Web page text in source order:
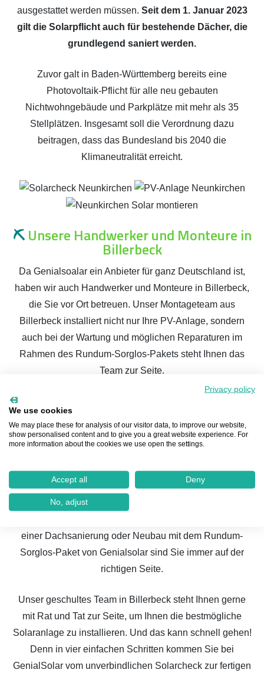
ausgestattet werden müssen. Seit dem 1. Januar 2023
gilt die Solarpflicht auch für bestehende Dächer, die
grundlegend saniert werden.
Zuvor galt in Baden-Württemberg bereits eine
Photovoltaik-Pflicht für alle neu gebauten
Nichtwohngebäude und Parkplätze mit mehr als 35
Stellplätzen. Insgesamt soll die Verordnung dazu
beitragen, dass das Bundesland bis 2040 die
Klimaneutralität erreicht.
⛏️Unsere Handwerker und Monteure in
Billerbeck
Da Genialsoalar ein Anbieter für ganz Deutschland ist,
haben wir auch Handwerker und Monteure in Billerbeck,
die Sie vor Ort betreuen. Unser Montageteam aus
Billerbeck installiert nicht nur Ihre PV-Anlage, sondern
auch bei der Wartung und möglichen Reparaturen im
Rahmen des Rundum-Sorglos-Pakets steht Ihnen das
Team zur Seite.
: Das Fazit
Die Bedingungen für eine lohnenswerte Solaranlage sind
in Billerbeck mit ca. 2.000 Sonnenstunden pro Jahr
sinkenden Anschaffungskosten einer PV Anlage, die eine
Photovoltaikanlage attraktiver machen, als je zuvor.
einer Dachsanierung oder Neubau mit dem Rundum-
Sorglos-Paket von Genialsolar sind Sie immer auf der
richtigen Seite.
Unser geschultes Team in Billerbeck steht Ihnen gerne
mit Rat und Tat zur Seite, um Ihnen die bestmögliche
Solaranlage zu installieren. Und das kann schnell gehen!
Denn in vier einfachen Schritten kommen Sie bei
GenialSolar vom unverbindlichen Solarcheck zur fertigen
Privacy policy
We use cookies
We may place these for analysis of our visitor data, to improve our website,
show personalised content and to give you a great website experience. For
more information about the cookies we use open the settings.
Accept all Deny
No, adjust